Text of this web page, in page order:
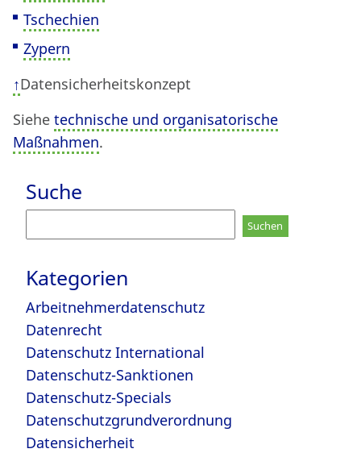
Tschechien
Zypern
↑Datensicherheitskonzept
Siehe technische und organisatorische
Maßnahmen.
Suche
nach:
Kategorien
Arbeitnehmerdatenschutz
Datenrecht
Datenschutz International
Datenschutz-Sanktionen
Datenschutz-Specials
Datenschutzgrundverordnung
Datensicherheit